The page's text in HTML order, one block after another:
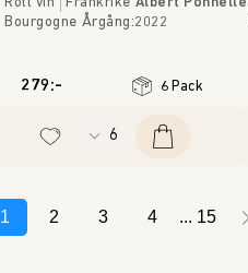
Bourgogne Årgång:2022
279:- 6 Pack
1 2 3 4 15